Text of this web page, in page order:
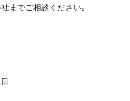
までご相談ください。